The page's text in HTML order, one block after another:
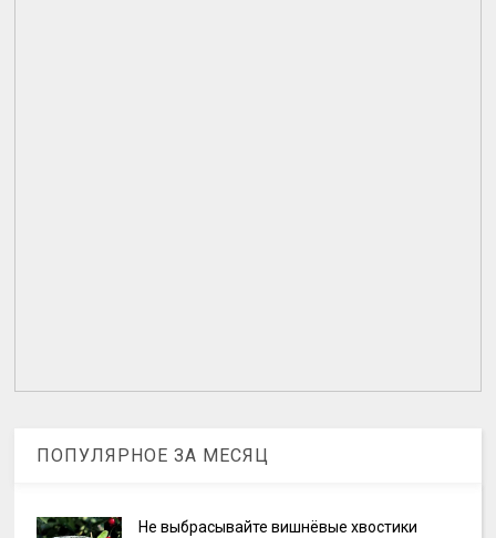
ПОПУЛЯРНОЕ ЗА МЕСЯЦ
Не выбрасывайте вишнёвые хвостики